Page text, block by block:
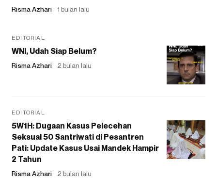
Risma Azhari 1 bulan lalu
EDITORIAL
WNI, Udah Siap Belum?
Risma Azhari 2 bulan lalu
EDITORIAL
5W1H: Dugaan Kasus Pelecehan
Seksual 50 Santriwati di Pesantren
Pati: Update Kasus Usai Mandek Hampir
2 Tahun
Risma Azhari 2 bulan lalu